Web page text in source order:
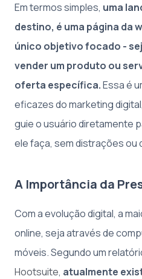
Em termos simples, uma
destino, é uma página da
único objetivo focado -
vender um produto ou
oferta específica.Essa é
eficazes do marketing
guie o usuário diretamente
ele faça, sem distrações ou
A Importância da
Com a evolução digital, a
online, seja através de
móveis. Segundo um
Hootsuite, atualmente